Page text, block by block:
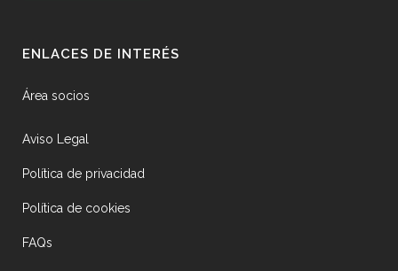
ENLACES DE INTERÉS
Área socios
Aviso Legal
Política de privacidad
Política de cookies
FAQs